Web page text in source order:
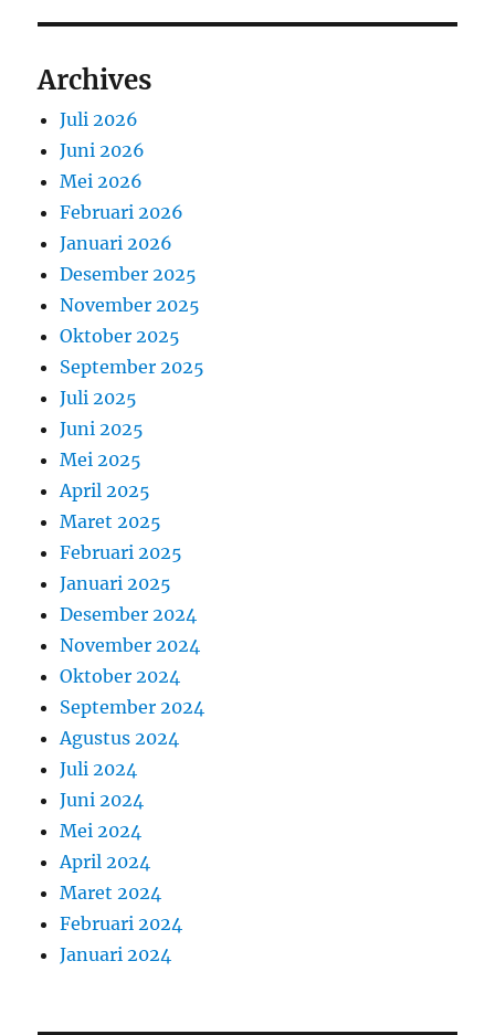
Archives
Juli 2026
Juni 2026
Mei 2026
Februari 2026
Januari 2026
Desember 2025
November 2025
Oktober 2025
September 2025
Juli 2025
Juni 2025
Mei 2025
April 2025
Maret 2025
Februari 2025
Januari 2025
Desember 2024
November 2024
Oktober 2024
September 2024
Agustus 2024
Juli 2024
Juni 2024
Mei 2024
April 2024
Maret 2024
Februari 2024
Januari 2024